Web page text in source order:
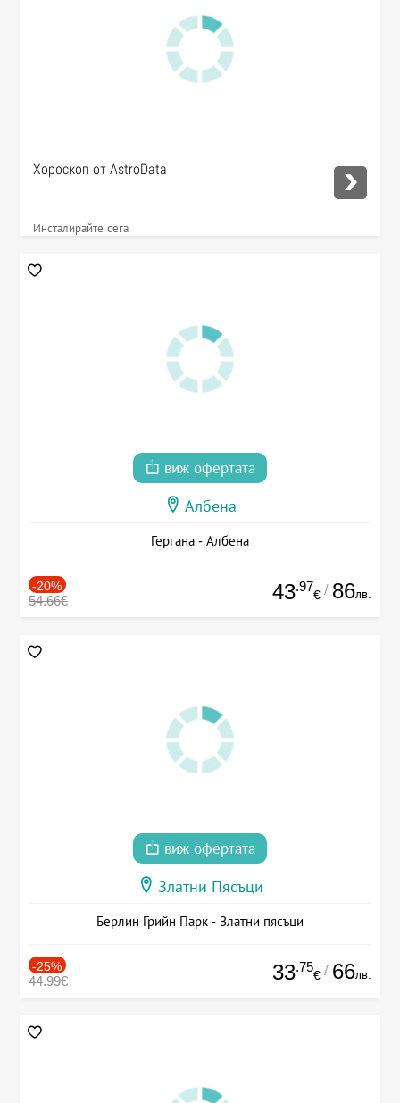
Хороскоп от AstroData
Инсталирайте сега
виж офертата
Албена
Гергана - Албена
-20%
54.66€ 43.97
€ / 86лв.
виж офертата
Златни Пясъци
Берлин Грийн Парк - Златни пясъци
-25%
44.99€ 33.75
€ / 66лв.